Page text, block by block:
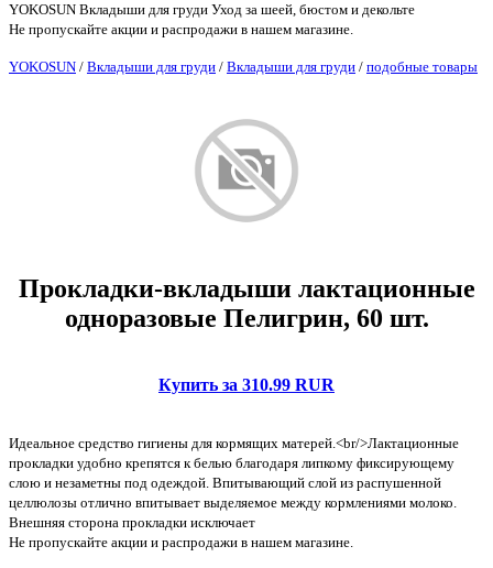
YOKOSUN Вкладыши для груди Уход за шеей, бюстом и декольте
Не пропускайте акции и распродажи в нашем магазине.
YOKOSUN / Вкладыши для груди / Вкладыши для груди / подобные товары
Прокладки-вкладыши лактационные
одноразовые Пелигрин, 60 шт.
Купить за 310.99 RUR
Идеальное средство гигиены для кормящих матерей.<br/>Лактационные
прокладки удобно крепятся к белью благодаря липкому фиксирующему
слою и незаметны под одеждой. Впитывающий слой из распушенной
целлюлозы отлично впитывает выделяемое между кормлениями молоко.
Внешняя сторона прокладки исключает
Не пропускайте акции и распродажи в нашем магазине.